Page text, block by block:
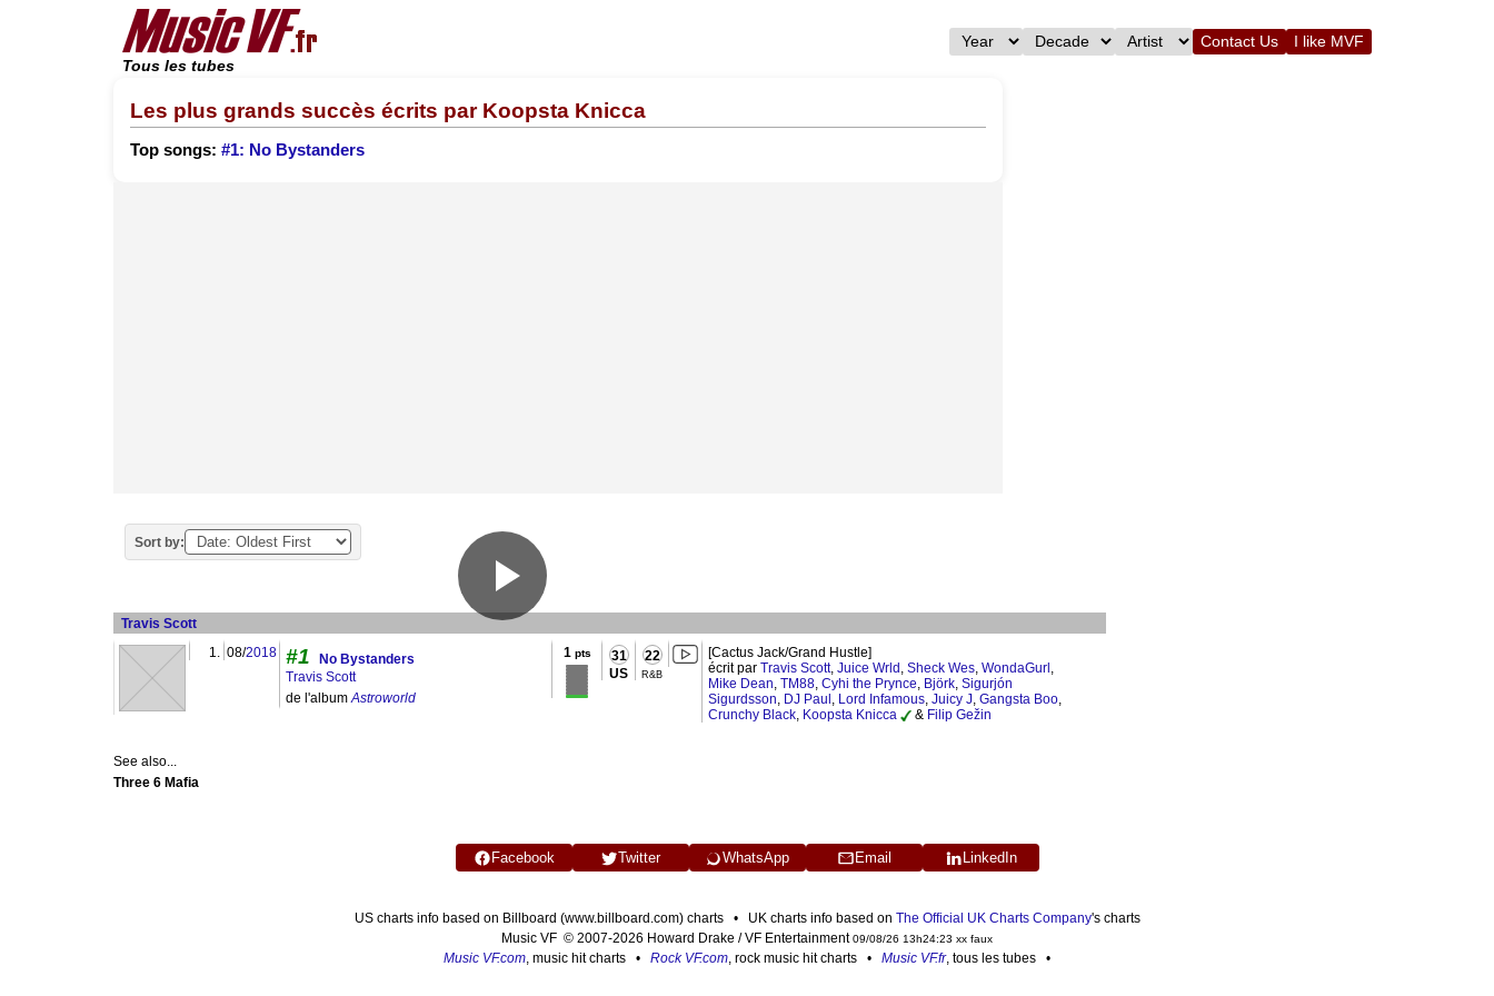
Tous les tubes
Contact Us I like MVF
Les plus grands succès écrits par Koopsta Knicca
Top songs: #1: No Bystanders
Sort by:
Travis Scott
1. 08/2018 #1
No Bystanders
Travis Scott
de l'albumAstroworld
1 pts 31
US
22
R&B
[Cactus Jack/Grand Hustle]
écrit par Travis Scott, Juice Wrld , Sheck Wes, WondaGurl ,
Mike Dean, TM88, Cyhi the Prynce, Björk, Sigurjón
Sigurdsson, DJ Paul , Lord Infamous, Juicy J, Gangsta Boo,
Crunchy Black, Koopsta Knicca & Filip Gežin
See also...
Three 6 Mafia
Facebook Twitter WhatsApp Email LinkedIn
US charts info based on Billboard (www.billboard.com) charts • UK charts info based on The Official UK Charts Company's charts
Music VF © 2007-2026 Howard Drake / VF Entertainment09/08/26 13h24:23 xx faux
Music VF.com, music hit charts • Rock VF.com, rock music hit charts • Music VF.fr, tous les tubes •